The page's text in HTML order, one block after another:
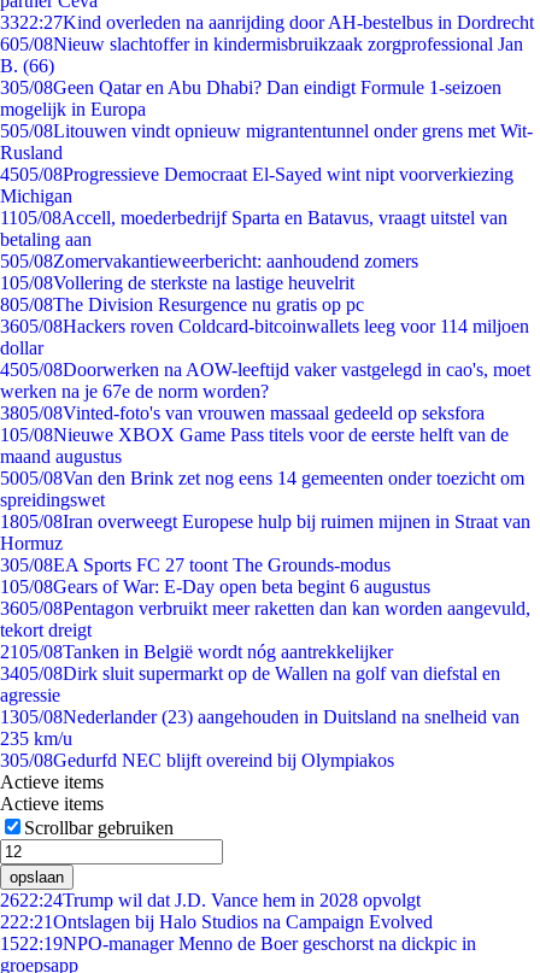
3322:27Kind overleden na aanrijding door AH-bestelbus in Dordrecht
605/08Nieuw slachtoffer in kindermisbruikzaak zorgprofessional Jan
B. (66)
305/08Geen Qatar en Abu Dhabi? Dan eindigt Formule 1-seizoen
mogelijk in Europa
505/08Litouwen vindt opnieuw migrantentunnel onder grens met Wit-
Rusland
4505/08Progressieve Democraat El-Sayed wint nipt voorverkiezing
Michigan
1105/08Accell, moederbedrijf Sparta en Batavus, vraagt uitstel van
betaling aan
505/08Zomervakantieweerbericht: aanhoudend zomers
105/08Vollering de sterkste na lastige heuvelrit
805/08The Division Resurgence nu gratis op pc
3605/08Hackers roven Coldcard-bitcoinwallets leeg voor 114 miljoen
dollar
4505/08Doorwerken na AOW-leeftijd vaker vastgelegd in cao's, moet
werken na je 67e de norm worden?
3805/08Vinted-foto's van vrouwen massaal gedeeld op seksfora
105/08Nieuwe XBOX Game Pass titels voor de eerste helft van de
maand augustus
5005/08Van den Brink zet nog eens 14 gemeenten onder toezicht om
spreidingswet
1805/08Iran overweegt Europese hulp bij ruimen mijnen in Straat van
Hormuz
305/08EA Sports FC 27 toont The Grounds-modus
105/08Gears of War: E-Day open beta begint 6 augustus
3605/08Pentagon verbruikt meer raketten dan kan worden aangevuld,
tekort dreigt
2105/08Tanken in België wordt nóg aantrekkelijker
3405/08Dirk sluit supermarkt op de Wallen na golf van diefstal en
agressie
1305/08Nederlander (23) aangehouden in Duitsland na snelheid van
235 km/u
305/08Gedurfd NEC blijft overeind bij Olympiakos
Actieve items
Actieve items
Scrollbar gebruiken
opslaan
2622:24Trump wil dat J.D. Vance hem in 2028 opvolgt
222:21Ontslagen bij Halo Studios na Campaign Evolved
1522:19NPO-manager Menno de Boer geschorst na dickpic in
groepsapp